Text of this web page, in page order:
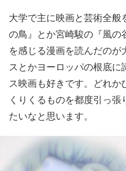
大学で主に映画と芸術全般
の鳥』とか宮崎駿の『風
を感じる漫画を読んだの
スとかヨーロッパの根底
ス映画も好きです。どれか
くりくるものを都度引っ
たいなと思います。